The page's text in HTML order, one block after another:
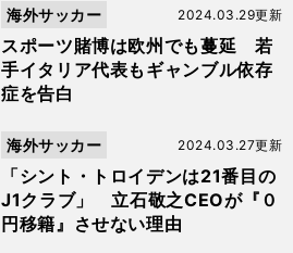
スポーツ賭博は欧州でも蔓延 若
手イタリア代表もギャンブル依存
症を告白
2024.03.29更新
海外サッカー
「シント・トロイデンは21番目の
J1クラブ」 立石敬之CEOが『０
円移籍』させない理由
2024.03.27更新
海外サッカー